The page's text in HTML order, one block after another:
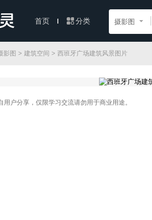
首页 分类 摄影图
影图 > 建筑空间 > 西班牙广场建筑风景图片
用户分享，仅限学习交流请勿用于商业用途。